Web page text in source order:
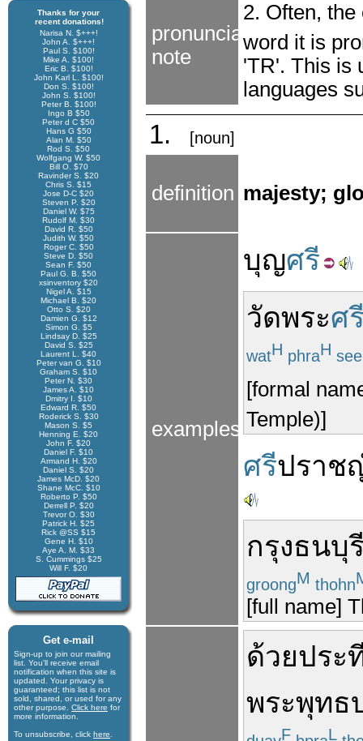
Thanks for your
recent donations!
Narisa N. $+++!
John A. $+++!
Paul S. $100!
Mike A. $100!
Eric B. $100!
John Karl L. $100!
Don S. $100!
John S. $100!
Peter B. $100!
Ingo B $50
Peter d C $50
Hans G $50
Alan M. $50
Rod S. $50
Wolfgang W. $50
Bill O. $70
Ravinder S. $20
Chris S. $15
Jose D-C $20
Steven P. $20
Daniel W. $75
Rudolf M. $30
David R. $50
Judith W. $50
Roger C. $50
Steve D. $50
Sean F. $50
Paul G. B. $50
xsinventory $20
Nigel A. $15
Michael B. $20
Otto S. $20
Damien G. $12
Simon G. $5
Lindsay D. $25
David S. $25
Laurent L. $40
Peter van G. $10
Graham S. $10
Peter N. $30
James A. $10
Dmitry I. $10
Edward R. $50
Roderick S. $30
Mason S. $5
Henning E. $20
John F. $20
Daniel F. $10
Armand H. $20
Daniel S. $20
James McD. $20
Shane McC. $10
Roberto P. $50
Derrell P. $20
Trevor O. $30
Patrick H. $25
Rick @SS $15
Gene H. $10
Aye A. M. $33
S. Cummings $25
Will F. $20
Get e-mail
Sign-up to join our mail­ing
list. You'll receive e­mail
notification when this site is
updated. Your privacy is
guaran­teed; this list is not
sold, shared, or used for any
other purpose. Click here for
more infor­mation.
To unsubscribe, click here
pronunciation
note
2. Often,
word it is
'TR'. This is
languages
1. [noun]
definition majesty;
examples
บุญศรี
วัดพระศ
watH phraH see
[formal
Temple)]
ศรีปราช
กรุงธนบุ
groongM thohn
[full name]
ด้วยประ
พระพุทธ
F L